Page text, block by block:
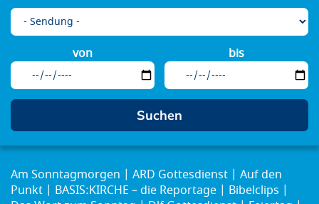
von bis
Am Sonntagmorgen ARD Gottesdienst
Auf den
Punkt
BASIS:KIRCHE – die Reportage
Bibelclips